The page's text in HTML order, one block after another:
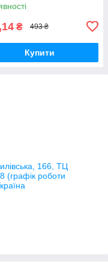
₴ 493 ₴
Купити
166, ТЦ
(графік роботи